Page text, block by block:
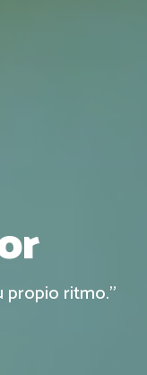
propio ritmo."